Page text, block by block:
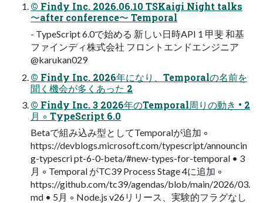
© Findy Inc. 2026.06.10 TSKaigi Night talks
〜after conference〜 Temporal
- TypeScript 6.0で始める 新しい⽇時API 1 甲斐 和基
ファインディ株式会社 フロントエンドエンジニア
@karukan029
© Findy Inc. 2026年になり、Temporalの名前を
聞く機会が多くあった 2
© Findy Inc. 3 2026年のTemporal周りの動き • 2
⽉ ◦ TypeScript 6.0
Betaで組み込み型としてTemporalが追加 ◦
https://devblogs.microsoft.com/typescript/announcin
g-typescri pt-6-0-beta/#new-types-for-temporal • 3
⽉ ◦ Temporal がTC39 Process Stage 4に追加 ◦
https://github.com/tc39/agendas/blob/main/2026/03.
md • 5⽉ ◦ Node.js v26リリース、実験的フラグなし